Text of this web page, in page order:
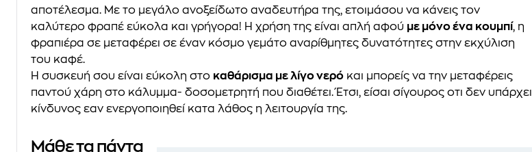
αποτέλεσμα. Με το μεγάλο ανοξείδωτο αναδευτήρα της, ετοιμάσου να κάνεις τον
καλύτερο φραπέ εύκολα και γρήγορα! H χρήση της είναι απλή αφού με μόνο ένα κουμπί, η
φραπιέρα σε μεταφέρει σε έναν κόσμο γεμάτο αναρίθμητες δυνατότητες στην εκχύλιση
του καφέ.
Η συσκευή σου είναι εύκολη στο καθάρισμα με λίγο νερό και μπορείς να την μεταφέρεις
παντού χάρη στο κάλυμμα- δοσομετρητή που διαθέτει. Έτσι, είσαι σίγουρος οτι δεν υπάρχει
κίνδυνος εαν ενεργοποιηθεί κατα λάθος η λειτουργία της.
Μάθε τα πάντα